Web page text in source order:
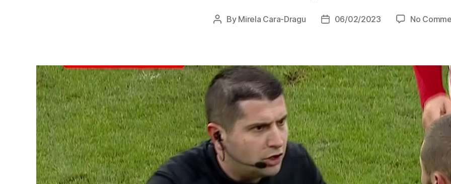
Post
By Mirela Cara-Dragu
Post06/02/2023 No